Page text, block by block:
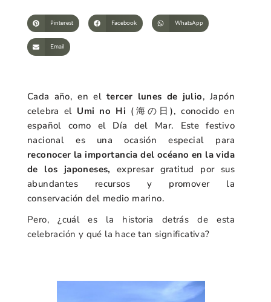
Pinterest Facebook WhatsApp
Email
Cada año, en eltercer lunes de julio, Japón
celebra el Umi no Hi (海の日), conocido en
español como el Día del Mar. Este festivo
nacional es una ocasión especial para
reconocer la importancia del océano en la vida
de los japoneses, expresar gratitud por sus
abundantes recursos y promover la
conservación del medio marino.
Pero, ¿cuál es la historia detrás de esta
celebración y qué la hace tan significativa?